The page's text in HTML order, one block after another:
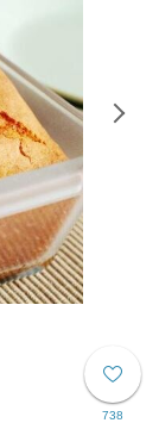
738